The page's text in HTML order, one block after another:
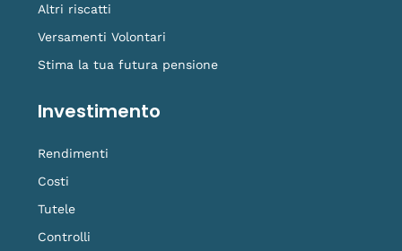
Altri riscatti
Versamenti Volontari
Stima la tua futura pensione
Investimento
Rendimenti
Costi
Tutele
Controlli